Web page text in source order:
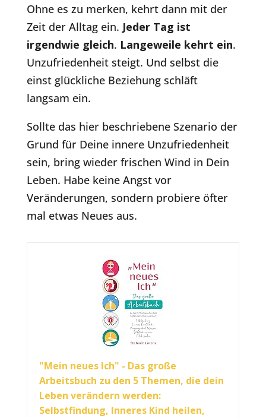
Ohne es zu merken, kehrt dann mit der
Zeit der Alltag ein. Jeder Tag ist
irgendwie gleich. Langeweile kehrt ein.
Unzufriedenheit steigt. Und selbst die
einst glückliche Beziehung schläft
langsam ein.
Sollte das hier beschriebene Szenario der
Grund für Deine innere Unzufriedenheit
sein, bring wieder frischen Wind in Dein
Leben. Habe keine Angst vor
Veränderungen, sondern probiere öfter
mal etwas Neues aus.
"Mein neues Ich" - Das große
Arbeitsbuch zu den 5 Themen, die dein
Leben verändern werden:
Selbstfindung, Inneres Kind heilen,